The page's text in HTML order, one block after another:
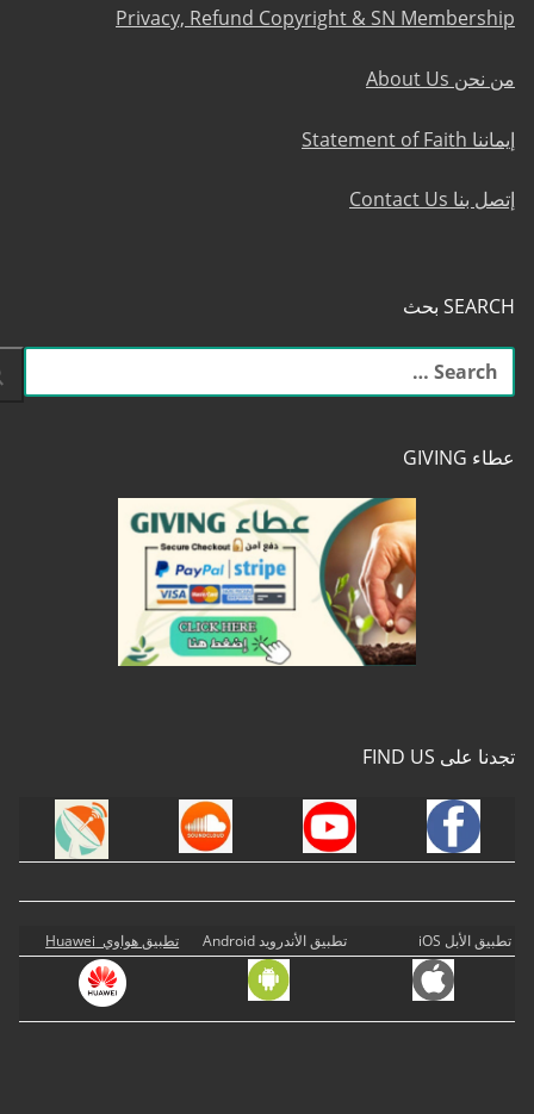
Privacy, Refund Copyright & SN Membership
من نحن About Us
إيماننا Statement of Faith
إتصل بنا Contact Us
SEARCH بحث
البحث
عن:
عطاء GIVING
تجدنا على FIND US
تطبيق الأبل iOS تطبيق الأندرويد Android تطبيق هواوي Huawei